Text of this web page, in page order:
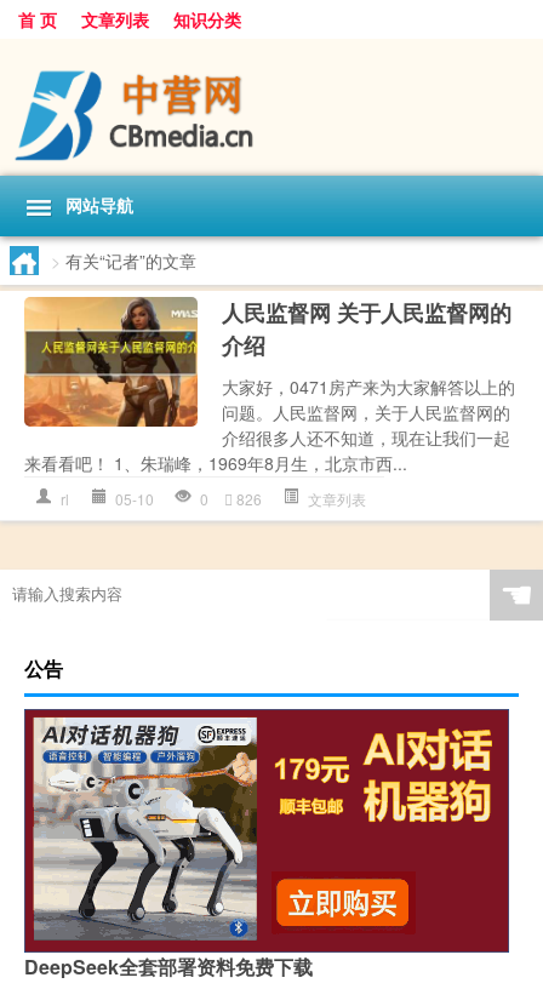
首 页 文章列表 知识分类
网站导航
> 有关“记者”的文章
人民监督网 关于人民监督网的
介绍
大家好，0471房产来为大家解答以上的
问题。人民监督网，关于人民监督网的
介绍很多人还不知道，现在让我们一起
来看看吧！ 1、朱瑞峰，1969年8月生，北京市西...
rl 05-10 0 826 文章列表
☚
公告
DeepSeek全套部署资料免费下载